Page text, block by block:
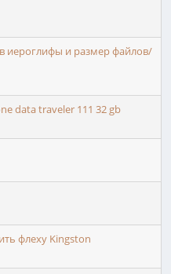
иероглифы и размер файлов/
data traveler 111 32 gb
флеху Kingston